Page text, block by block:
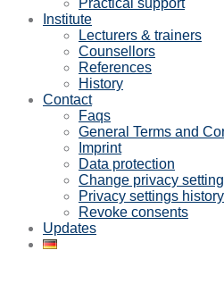
Practical support
Institute
Lecturers & trainers
Counsellors
References
History
Contact
Faqs
General Terms and
Imprint
Data protection
Change privacy
Privacy settings history
Revoke consents
Updates